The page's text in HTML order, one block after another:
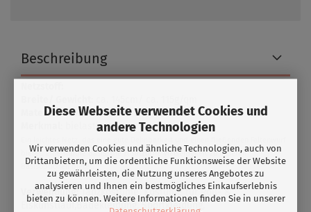
Diese Webseite verwendet Cookies und
andere Technologien
Wir verwenden Cookies und ähnliche Technologien, auch von
Drittanbietern, um die ordentliche Funktionsweise der Website
zu gewährleisten, die Nutzung unseres Angebotes zu
analysieren und Ihnen ein bestmögliches Einkaufserlebnis
bieten zu können. Weitere Informationen finden Sie in unserer
Beschreibung
Material:83% Polyester/ 17% Elasthan
: bielastisch
bietet. Eine subtile Basis, die zusätzliche Vielseitigkeit zu unseren
Basisoptionen bietet.
Verwendung:Tanzkostüme, Kostüme für Roll- &
Eiskunstlauf,Badekleidung, Sportkleidung,